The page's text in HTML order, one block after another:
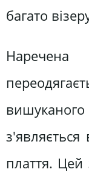
багато
плаття.